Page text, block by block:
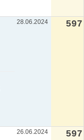
28.06.2024 597
26.06.2024 597